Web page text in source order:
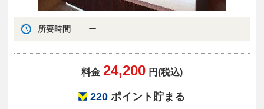
所要時間 ー
料金 24,200 円(税込)
220 ポイント貯まる